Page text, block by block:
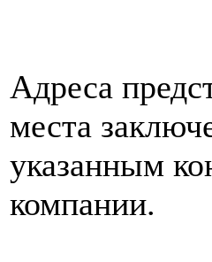
Адреса
места
указанным
компании.